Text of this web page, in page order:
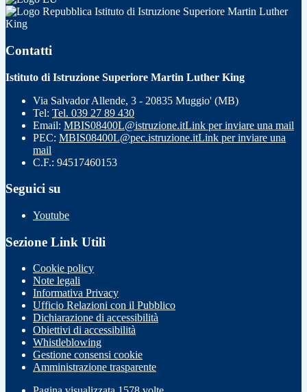
Istituto di Istruzione Superiore Martin Luther
King
Contatti
Istituto di Istruzione Superiore Martin Luther King
Via Salvador Allende, 3 - 20835 Muggio' (MB)
Tel: Tel. 039 27 89 430
Email: MBIS08400L@istruzione.itLink per inviare una mail
PEC: MBIS08400L@pec.istruzione.itLink per inviare una
mail
C.F.: 94517460153
Seguici su
Youtube
Sezione Link Utili
Cookie policy
Note legali
Informativa Privacy
Ufficio Relazioni con il Pubblico
Dichiarazione di accessibilità
Obiettivi di accessibilità
Whistleblowing
Gestione consensi cookie
Amministrazione trasparente